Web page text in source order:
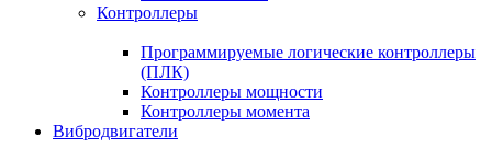
Контроллеры
Программируемые логические контроллеры
(ПЛК)
Контроллеры мощности
Контроллеры момента
Вибродвигатели